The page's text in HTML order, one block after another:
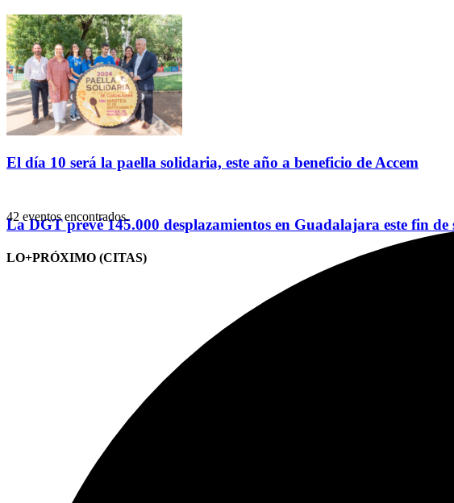
El día 10 será la paella solidaria, este año a beneficio de Accem
La DGT prevé 145.000 desplazamientos en Guadalajara este fin
LO+PRÓXIMO (CITAS)
42 eventos encontrados.